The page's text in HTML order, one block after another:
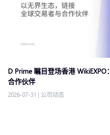
D Prime 瞩目登场香港
合作伙伴
2026-07-31 | 公司动态